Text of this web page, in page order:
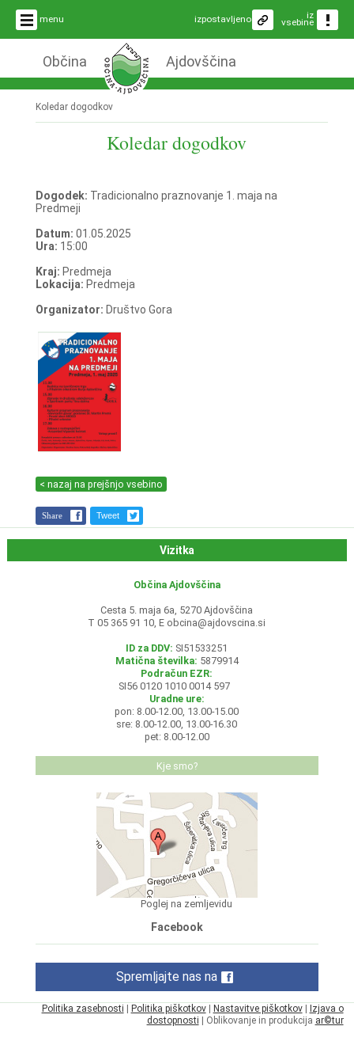
menu iz
vsebine
izpostavljeno
Občina Ajdovščina
Koledar dogodkov
Koledar dogodkov
Dogodek: Tradicionalno praznovanje 1. maja na
Predmeji
Datum: 01.05.2025
Ura: 15:00
Kraj: Predmeja
Lokacija: Predmeja
Organizator: Društvo Gora
< nazaj na prejšnjo vsebino
Share Tweet
Vizitka
Občina Ajdovščina
Cesta 5. maja 6a, 5270 Ajdovščina
T 05 365 91 10, E obcina@ajdovscina.si
ID za DDV: SI51533251
Matična številka: 5879914
Podračun EZR:
SI56 0120 1010 0014 597
Uradne ure:
pon: 8.00-12.00, 13.00-15.00
sre: 8.00-12.00, 13.00-16.30
pet: 8.00-12.00
Kje smo?
Poglej na zemljevidu
Facebook
Spremljajte nas na
Politika zasebnosti Politika piškotkov| Nastavitve piškotkov|
Izjava o
dostopnosti | Oblikovanje in produkcija ar©tur